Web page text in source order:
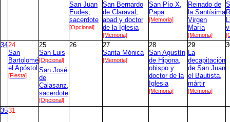
San Juan
Eudes,
sacerdote
[Opcional]
San Bernardo
de Claraval,
abad y doctor
de la Iglesia
[Memoria]
San Pío X,
Papa
[Memoria]
Reinado de
la Santísima
Virgen
María
[Memoria]
3424
San
Bartolomé
el Apóstol
[Fiesta]
25
San Luis
[Opcional]
San José
de
Calasanz,
sacerdote
[Opcional]
26
27
Santa Mónica
[Memoria]
28
San Agustín
de Hipona,
obispo y
doctor de la
Iglesia
[Memoria]
29
La
decapitación
de San Juan
el Bautista,
mártir
[Memoria]
3531